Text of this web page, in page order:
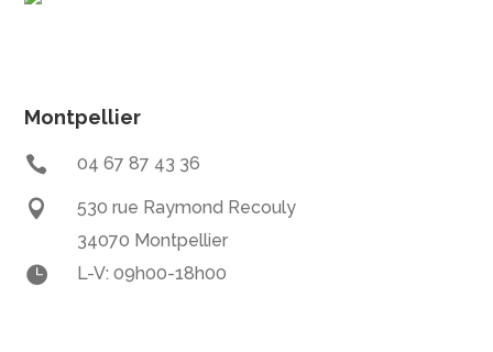
Montpellier
 04 67 87 43 36

530 rue Raymond Recouly
34070 Montpellier
 L-V: 09h00-18h00